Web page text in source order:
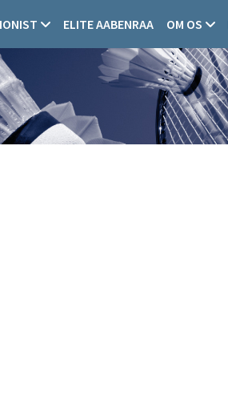
ELITE AABENRAA OM OS